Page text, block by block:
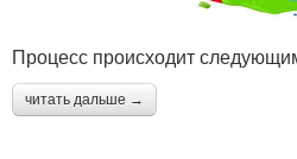
Процесс происходит
читать дальше →